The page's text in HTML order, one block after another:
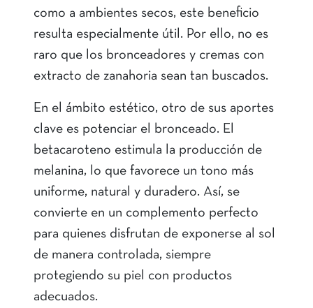
como a ambientes secos, este beneficio
resulta especialmente útil. Por ello, no es
raro que los bronceadores y cremas con
extracto de zanahoria sean tan buscados.
En el ámbito estético, otro de sus aportes
clave es potenciar el bronceado. El
betacaroteno estimula la producción de
melanina, lo que favorece un tono más
uniforme, natural y duradero. Así, se
convierte en un complemento perfecto
para quienes disfrutan de exponerse al sol
de manera controlada, siempre
protegiendo su piel con productos
adecuados.